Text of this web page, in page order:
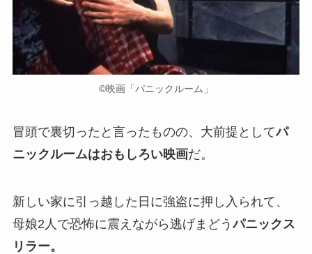
©映画「パニックルーム」
冒頭で裏切ったと言ったものの、大前提としてパ
ニックルームはおもしろい映画だ。
新しい家に引っ越した日に強盗に押し入られて、
母娘2人で恐怖に震えながら逃げまどうパニックス
リラー。